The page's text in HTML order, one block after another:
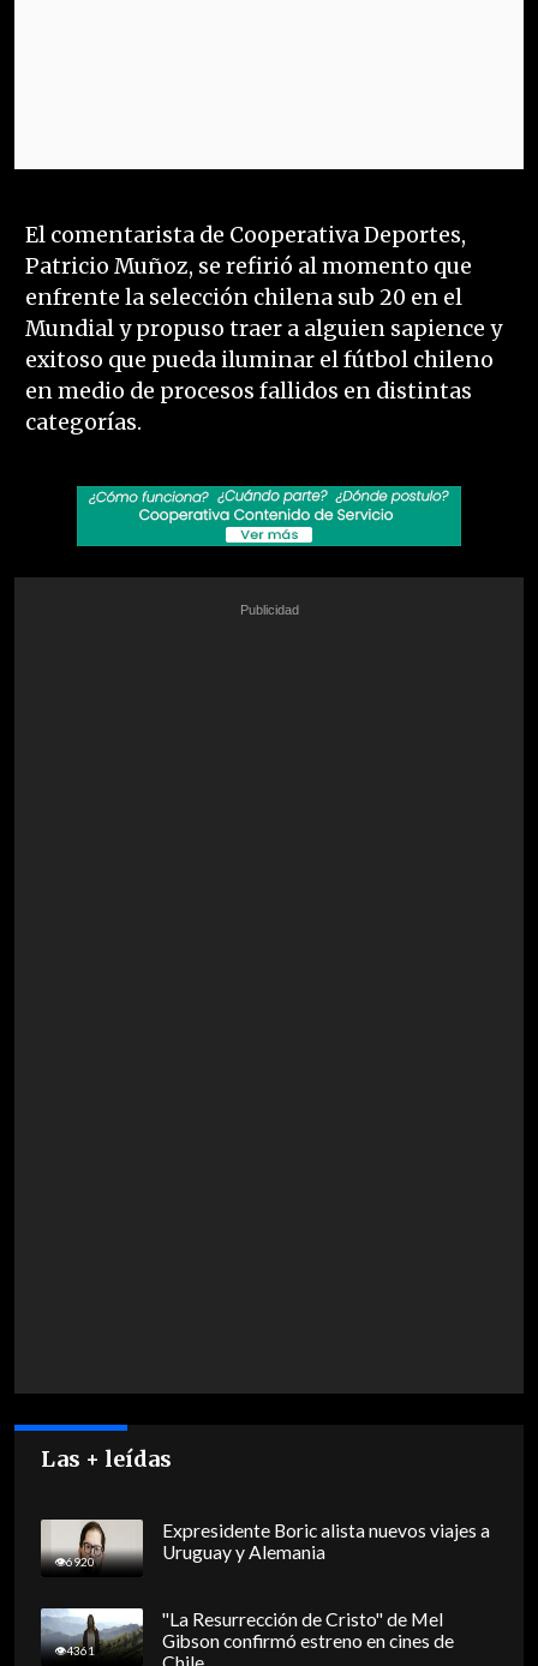
El comentarista de Cooperativa Deportes,
Patricio Muñoz, se refirió al momento que
enfrente la selección chilena sub 20 en el
Mundial y propuso traer a alguien sapience y
exitoso que pueda iluminar el fútbol chileno
en medio de procesos fallidos en distintas
categorías.
Las + leídas
6920
Expresidente Boric alista nuevos viajes a
Uruguay y Alemania
4361
"La Resurrección de Cristo" de Mel
Gibson confirmó estreno en cines de